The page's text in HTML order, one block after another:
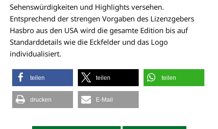
Sehenswürdigkeiten und Highlights versehen.
Entsprechend der strengen Vorgaben des Lizenzgebers
Hasbro aus den USA wird die gesamte Edition bis auf
Standarddetails wie die Eckfelder und das Logo
individualisiert.
teilen teilen teilen
drucken E-Mail